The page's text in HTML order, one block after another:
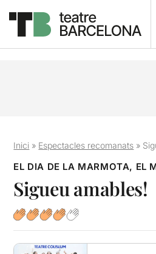
Inici » Espectacles recomanats »
EL DIA DE LA MARMOTA, EL
Sigueu amables!